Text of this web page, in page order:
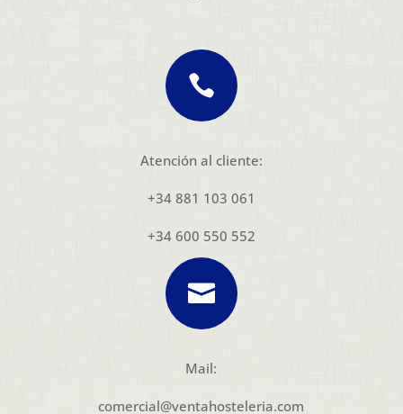

Atención al cliente:
+34 881 103 061
+34 600 550 552

Mail:
comercial@ventahosteleria.com